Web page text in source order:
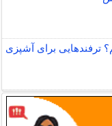
ترفندهایی برای آشپزی